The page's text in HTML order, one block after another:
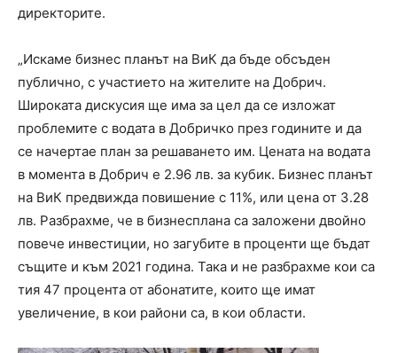
директорите.
„Искаме бизнес планът на ВиК да бъде обсъден
публично, с участието на жителите на Добрич.
Широката дискусия ще има за цел да се изложат
проблемите с водата в Добричко през годините и да
се начертае план за решаването им. Цената на водата
в момента в Добрич е 2.96 лв. за кубик. Бизнес планът
на ВиК предвижда повишение с 11%, или цена от 3.28
лв. Разбрахме, че в бизнесплана са заложени двойно
повече инвестиции, но загубите в проценти ще бъдат
същите и към 2021 година. Така и не разбрахме кои са
тия 47 процента от абонатите, които ще имат
увеличение, в кои райони са, в кои области.